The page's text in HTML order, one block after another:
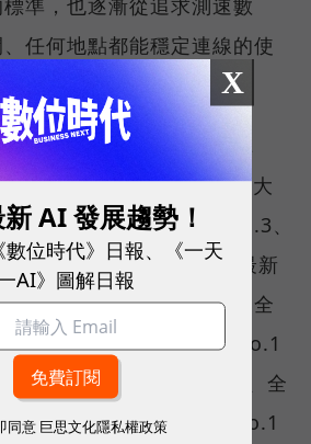
準，也逐漸從追求測速數
任何地點都能穩定連線的使
在國際權威網路分析機構
評比結果。今年初，台灣大
4G／5G 在線率全球 No.3、
榮譽，在 Opensignal 最新
體驗報告中，更一舉斬獲全
驗」與「品質一致性」No.1
全台整體影音體驗 No.1、全
、全台 5G 語音體驗 No.1
X
AI 發展趨勢！
數位時代》日報、《一天
AI》圖解日報
同意 巨思文化隱私權政策